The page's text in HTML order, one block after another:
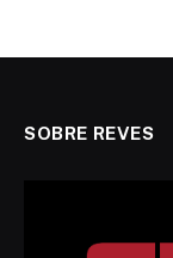
SOBRE REVES